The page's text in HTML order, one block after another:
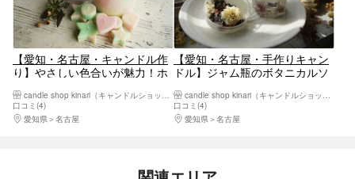
【愛知・名古屋・キャンドル作
り】やさしい色合いが魅力！ホ
口コミ(4)
愛知県
名古屋
【愛知・名古屋・手作りキャン
ドル】ジャム瓶のボタニカルソ
シェ1個
口コミ(4)
愛知県
名古屋